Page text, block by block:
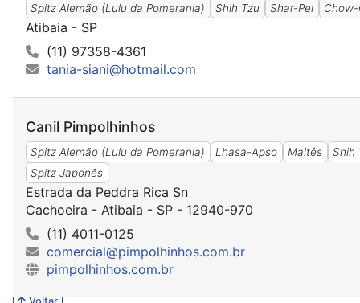
Spitz Alemão (Lulu da Pomerania) Shih Tzu Shar-Pei
Atibaia - SP
(11) 97358-4361
tania-siani@hotmail.com
Canil Pimpolhinhos
Spitz Alemão (Lulu da Pomerania) Lhasa-Apso Maltês
Shih
Spitz Japonês
Estrada da Peddra Rica Sn
Cachoeira - Atibaia - SP - 12940-970
(11) 4011-0125
comercial@pimpolhinhos.com.br
pimpolhinhos.com.br